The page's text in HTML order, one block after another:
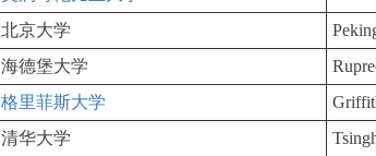
北京大学
海德堡大学
格里菲斯大学
清华大学